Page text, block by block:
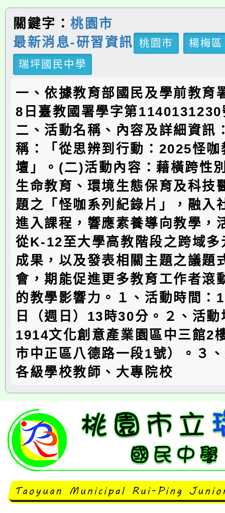
關鍵字：桃園市
最新消息-研習資訊
桃園市
楊梅區
瑞坪國民中學
一、依據教育部國民及學前教育
8日臺教國署學字第1140131230
二、活動名稱、內容及詳細資訊
稱：「從思辨到行動：2025怪咖
壇」。(二)活動內容：藉橫跨性
生命教育、環境生態保育及科技
題之「怪咖系列紀錄片」，融入
進入課程，響應素養導向教學，
從K-12至大學高教階段之跨域多
成果，以及發表相關主題之議題
會，期能促進更多教育工作者滾
的教學影響力。１、活動時間：
日（週日）13時30分。２、活
1914文化創意產業園區中三館2
市中正區八德路一段1號）。３
各級學校教師、大專院校